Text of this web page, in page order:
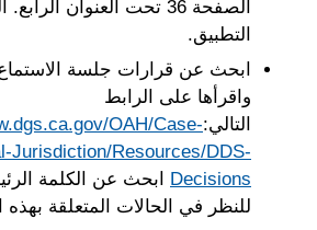
الصفحة 36 تحت العنوان
التطبيق.
ابحث عن قرارات جلسة الاستماع
واقرأها على الرابط
التالي:OAH/Case-
Jurisdiction/Resources/DDS-
Decisions
للنظر في الحالات المتعلقة